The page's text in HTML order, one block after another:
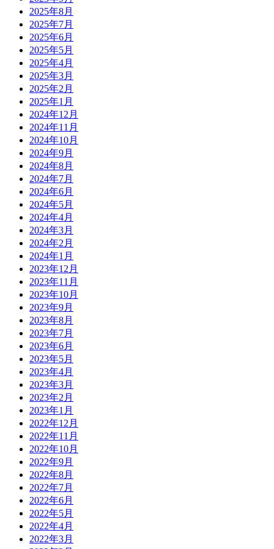
2025年8月
2025年7月
2025年6月
2025年5月
2025年4月
2025年3月
2025年2月
2025年1月
2024年12月
2024年11月
2024年10月
2024年9月
2024年8月
2024年7月
2024年6月
2024年5月
2024年4月
2024年3月
2024年2月
2024年1月
2023年12月
2023年11月
2023年10月
2023年9月
2023年8月
2023年7月
2023年6月
2023年5月
2023年4月
2023年3月
2023年2月
2023年1月
2022年12月
2022年11月
2022年10月
2022年9月
2022年8月
2022年7月
2022年6月
2022年5月
2022年4月
2022年3月